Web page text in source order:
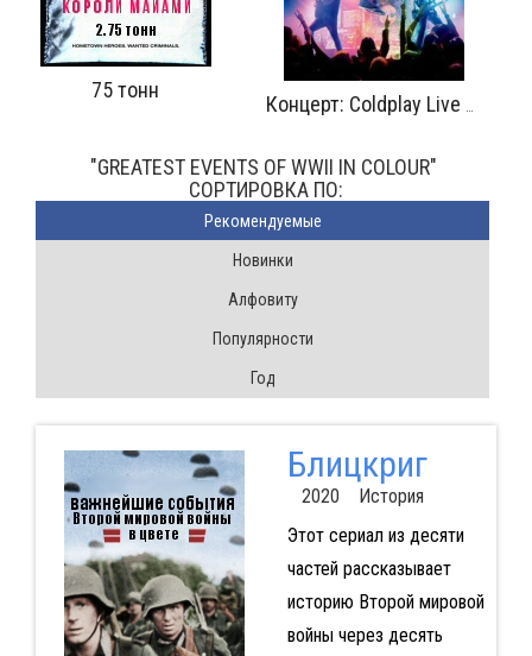
С севера на северо-восток
"GREATEST EVENTS OF WWII IN COLOUR"
CОРТИРОВКА ПО:
Pекомендуемые
Новинки
Алфовиту
Популярности
Год
Блицкриг
2020 История
Этот сериал из десяти
частей рассказывает
историю Второй мировой
войны через десять